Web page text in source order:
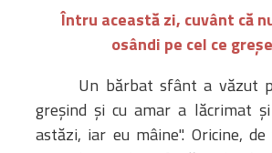
IERARH
ORGANIZAREA
Structura
Întru această zi, cuvânt că
osândi pe cel ce
Un bărbat sfânt a văzut
greşind şi cu amar a lăcrimat
astăzi, iar eu mâine". Oricine,